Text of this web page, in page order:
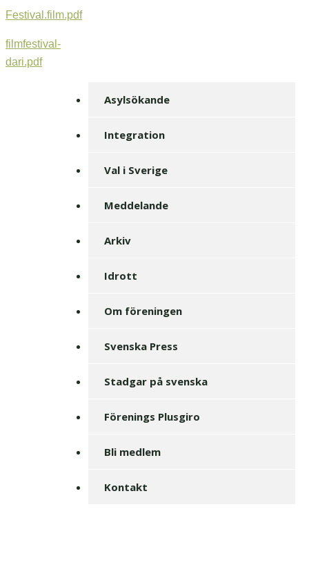
Festival.film.pdf
filmfestival-
dari.pdf
Asylsökande
Integration
Val i Sverige
Meddelande
Arkiv
Idrott
Om föreningen
Svenska Press
Stadgar på svenska
Förenings Plusgiro
Bli medlem
Kontakt